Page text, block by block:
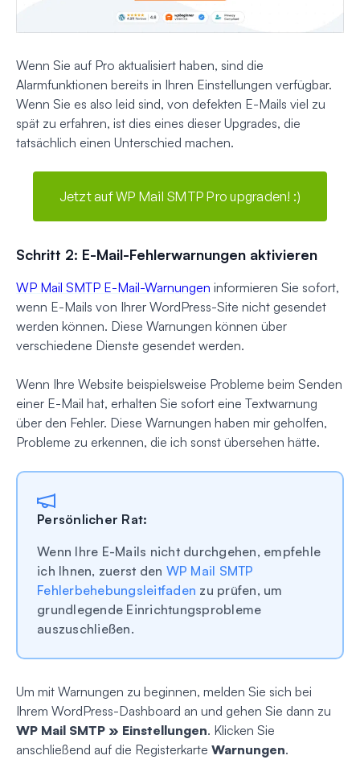
Wenn Sie auf Pro aktualisiert haben, sind die
Alarmfunktionen bereits in Ihren Einstellungen verfügbar.
Wenn Sie es also leid sind, von defekten E-Mails viel zu
spät zu erfahren, ist dies eines dieser Upgrades, die
tatsächlich einen Unterschied machen.
Jetzt auf WP Mail SMTP Pro upgraden! :)
Schritt 2: E-Mail-Fehlerwarnungen aktivieren
WP Mail SMTP E-Mail-Warnungen informieren Sie sofort,
wenn E-Mails von Ihrer WordPress-Site nicht gesendet
werden können. Diese Warnungen können über
verschiedene Dienste gesendet werden.
Wenn Ihre Website beispielsweise Probleme beim Senden
einer E-Mail hat, erhalten Sie sofort eine Textwarnung
über den Fehler. Diese Warnungen haben mir geholfen,
Probleme zu erkennen, die ich sonst übersehen hätte.
Persönlicher Rat:
Wenn Ihre E-Mails nicht durchgehen, empfehle
ich Ihnen, zuerst den WP Mail SMTP
Fehlerbehebungsleitfaden zu prüfen, um
grundlegende Einrichtungsprobleme
auszuschließen.
Um mit Warnungen zu beginnen, melden Sie sich bei
Ihrem WordPress-Dashboard an und gehen Sie dann zu
WP Mail SMTP » Einstellungen. Klicken Sie
anschließend auf die Registerkarte Warnungen.